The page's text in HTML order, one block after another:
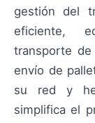
gestión del
eficiente,
transporte de
envío de
su red y
simplifica el